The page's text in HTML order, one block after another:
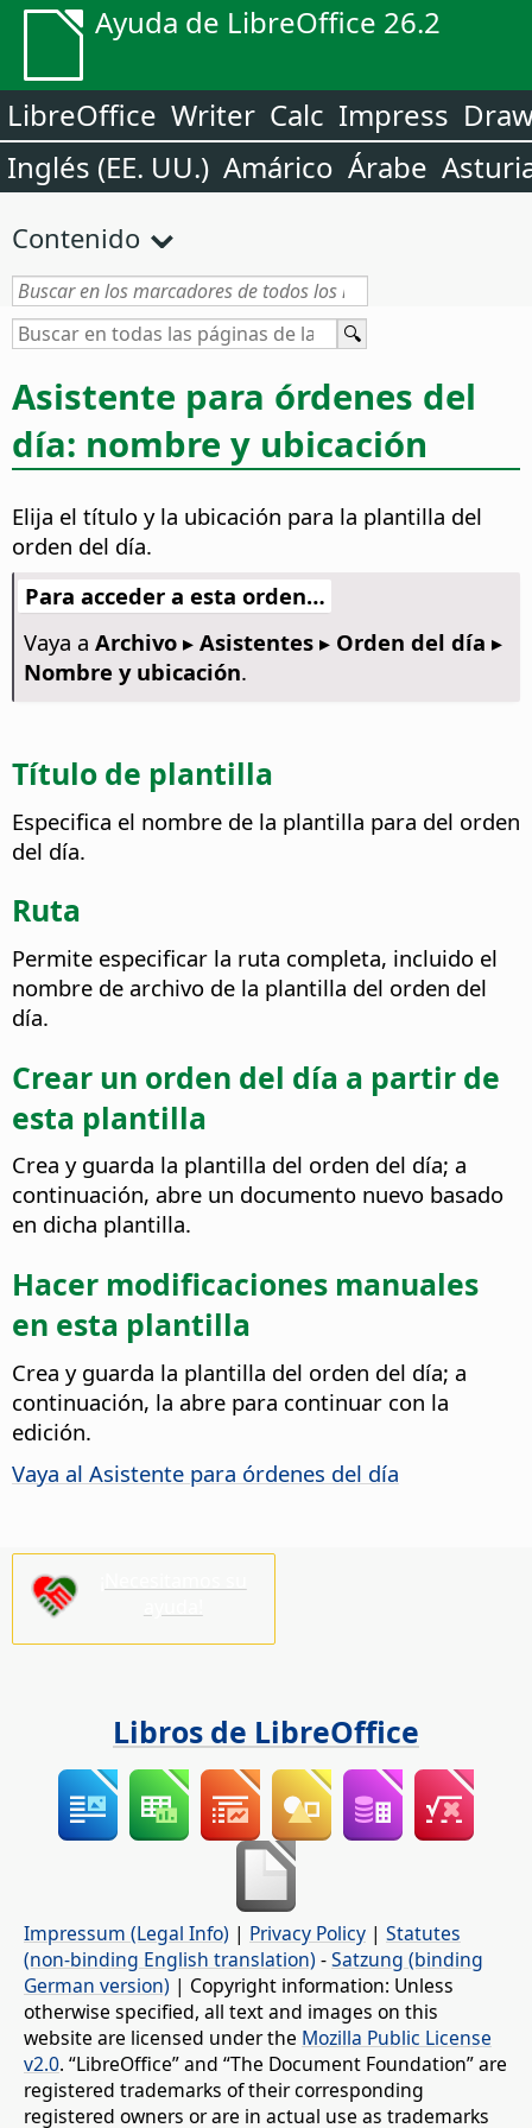
Ayuda de LibreOffice 26.2
LibreOffice Writer Calc Impress
Inglés (EE. UU.) Amárico Árabe
Contenido
Asistente para órdenes del
día: nombre y ubicación
Elija el título y la ubicación para la plantilla del
orden del día.
Para acceder a esta orden…
Vaya a Archivo ▸ Asistentes ▸ Orden del día ▸
Nombre y ubicación.
Título de plantilla
Especifica el nombre de la plantilla para del orden
del día.
Ruta
Permite especificar la ruta completa, incluido el
nombre de archivo de la plantilla del orden del
día.
Crear un orden del día a partir de
esta plantilla
Crea y guarda la plantilla del orden del día; a
continuación, abre un documento nuevo basado
en dicha plantilla.
Hacer modificaciones manuales
en esta plantilla
Crea y guarda la plantilla del orden del día; a
continuación, la abre para continuar con la
edición.
Vaya al Asistente para órdenes del día
Libros de LibreOffice
Impressum (Legal Info) | Privacy Policy | Statutes
(non-binding English translation) -Satzung (binding
German version) | Copyright information: Unless
otherwise specified, all text and images on this
website are licensed under the Mozilla Public License
v2.0. “LibreOffice” and “The Document Foundation” are
registered trademarks of their corresponding
registered owners or are in actual use as trademarks